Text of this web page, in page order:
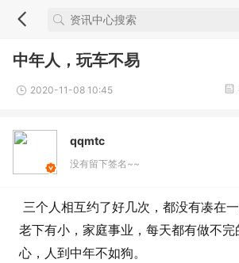
中年人，玩车不易
2020-11-08 10:45
qqmtc
没有留下签名~~
三个人相互约了好几次，都没有凑在
老下有小，家庭事业，每天都有做不完
心，人到中年不如狗。